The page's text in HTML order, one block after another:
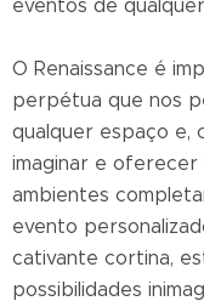
eventos de
O Renaissance é
perpétua que nos
qualquer espaço e,
imaginar e oferecer
ambientes
evento
cativante cortina,
possibilidades